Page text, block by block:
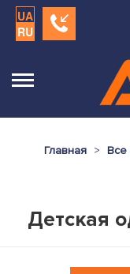
UA
RU
Главная Все
Детская